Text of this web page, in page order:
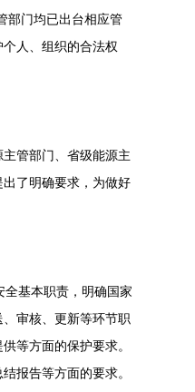
部门均已出台相应管
人、组织的合法权
管部门、省级能源主
了明确要求，为做好
基本职责，明确国家
审核、更新等环节职
等方面的保护要求。
报告等方面的要求。